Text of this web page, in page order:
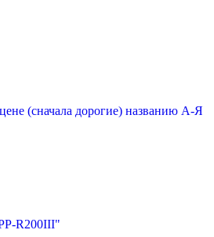
цене (сначала дорогие) названию А-Я
R200III"